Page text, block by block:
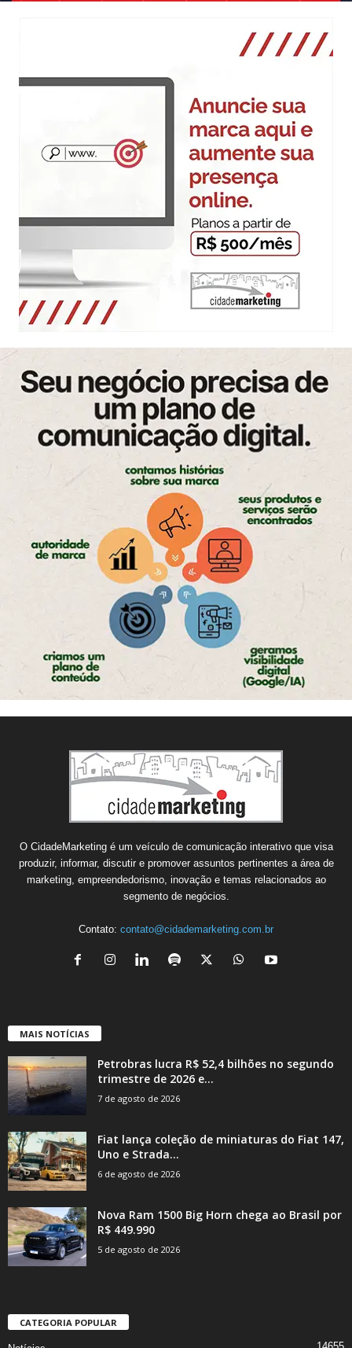
O CidadeMarketing é um veículo de comunicação interativo que visa
produzir, informar, discutir e promover assuntos pertinentes a área de
marketing, empreendedorismo, inovação e temas relacionados ao
segmento de negócios.
Contato: contato@cidademarketing.com.br
MAIS NOTÍCIAS
Petrobras lucra R$ 52,4 bilhões no segundo
trimestre de 2026 e...
7 de agosto de 2026
Fiat lança coleção de miniaturas do Fiat 147,
Uno e Strada...
6 de agosto de 2026
Nova Ram 1500 Big Horn chega ao Brasil por
R$ 449.990
5 de agosto de 2026
CATEGORIA POPULAR